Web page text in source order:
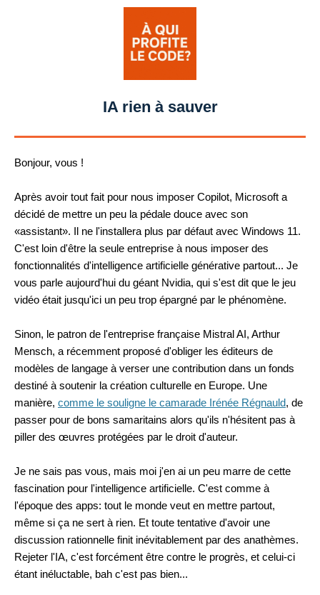
IA rien à sauver
Bonjour, vous !
Après avoir tout fait pour nous imposer Copilot, Microsoft a
décidé de mettre un peu la pédale douce avec son
«assistant». Il ne l'installera plus par défaut avec Windows 11.
C'est loin d'être la seule entreprise à nous imposer des
fonctionnalités d'intelligence artificielle générative partout... Je
vous parle aujourd'hui du géant Nvidia, qui s'est dit que le jeu
vidéo était jusqu'ici un peu trop épargné par le phénomène.
Sinon, le patron de l'entreprise française Mistral AI, Arthur
Mensch, a récemment proposé d'obliger les éditeurs de
modèles de langage à verser une contribution dans un fonds
destiné à soutenir la création culturelle en Europe. Une
manière, comme le souligne le camarade Irénée Régnauld, de
passer pour de bons samaritains alors qu'ils n'hésitent pas à
piller des œuvres protégées par le droit d'auteur.
Je ne sais pas vous, mais moi j'en ai un peu marre de cette
fascination pour l'intelligence artificielle. C'est comme à
l'époque des apps: tout le monde veut en mettre partout,
même si ça ne sert à rien. Et toute tentative d'avoir une
discussion rationnelle finit inévitablement par des anathèmes.
Rejeter l'IA, c'est forcément être contre le progrès, et celui-ci
étant inéluctable, bah c'est pas bien...